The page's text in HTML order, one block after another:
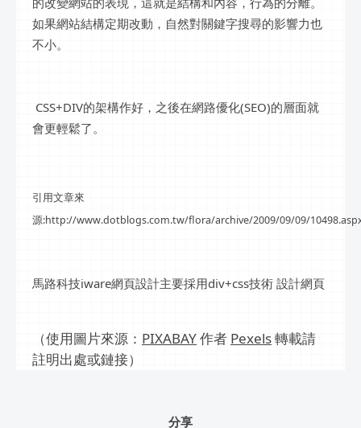
如果網站結構定期改動，自然對關鍵字搜尋的影響力也
不小。
CSS+DIV的架構作好，之後在網路優化(SEO)的層面就
會更輕鬆了。
引用文章來
源:http://www.dotblogs.com.tw/flora/archive/2009/09/09/
馬路科技iware網頁設計主要採用div+css技術 設計網頁
（使用圖片來源： PIXABAY作者 Pexels轉載請
註明出處或鏈接）
分享